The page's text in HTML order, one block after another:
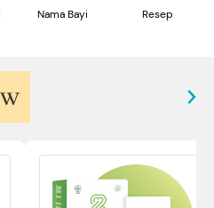
Nama Bayi Resep